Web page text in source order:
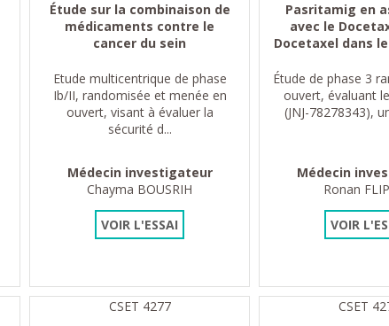
Étude sur la combinaison de
médicaments contre le
cancer du sein
Etude multicentrique de phase
Ib/II, randomisée et menée en
ouvert, visant à évaluer la
sécurité d...
Médecin investigateur
Chayma BOUSRIH
VOIR L'ESSAI
Pasritamig en
avec le
Docetaxel dans
Étude de phase 3
ouvert, évaluant
(JNJ-78278343),
Médecin
Ronan
VOIR
CSET 4277
CSET